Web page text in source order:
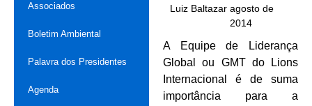
Luiz Baltazar agosto de
2014
A Equipe de Liderança
Global ou GMT do Lions
Internacional é de suma
importância para a
Associados
Boletim Ambiental
Palavra dos Presidentes
Agenda